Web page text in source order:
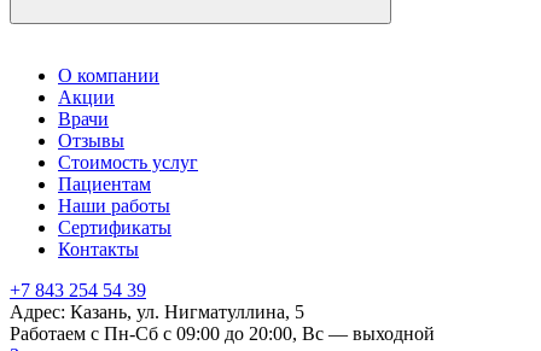
О компании
Акции
Врачи
Отзывы
Стоимость услуг
Пациентам
Наши работы
Сертификаты
Контакты
+7 843 254 54 39
Адрес: Казань, ул. Нигматуллина, 5
Работаем с Пн-Сб с 09:00 до 20:00, Вс — выходной